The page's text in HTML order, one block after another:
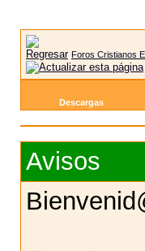
Foros Cristianos
Descargas
Avisos